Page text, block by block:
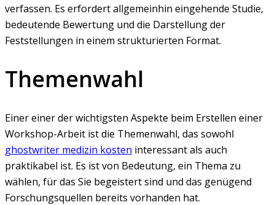
verfassen. Es erfordert allgemeinhin eingehende Studie,
bedeutende Bewertung und die Darstellung der
Feststellungen in einem strukturierten Format.
Themenwahl
Einer einer der wichtigsten Aspekte beim Erstellen einer
Workshop-Arbeit ist die Themenwahl, das sowohl
ghostwriter medizin kosten interessant als auch
praktikabel ist. Es ist von Bedeutung, ein Thema zu
wählen, für das Sie begeistert sind und das genügend
Forschungsquellen bereits vorhanden hat.